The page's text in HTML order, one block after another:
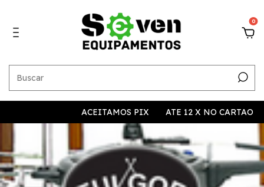
0
ACEITAMOS PIX ATE 12 X NO CARTAO